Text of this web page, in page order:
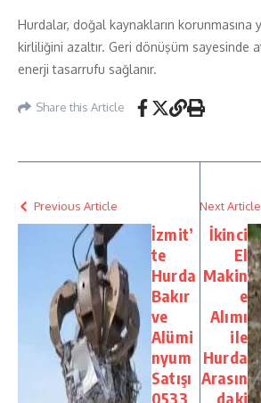
Hurdalar, doğal kaynakların korunmasına
kirliliğini azaltır. Geri dönüşüm sayesinde
enerji tasarrufu sağlanır.
Share this Article
Previous Article
İzmit’
te
Hurda
Bakır
ve
Alümi
nyum
Satışı
0533
Next Article
İkinci
El
Makin
e
Alımı
ile
Hurda
Arasın
daki